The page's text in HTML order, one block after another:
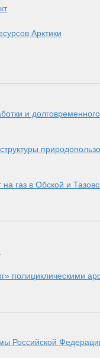
Арктики
и
газ в Обской и
полициклическими
Российской